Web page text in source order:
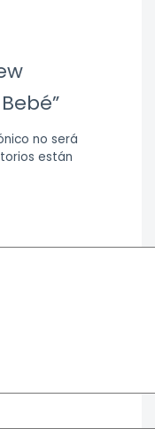
no será
están